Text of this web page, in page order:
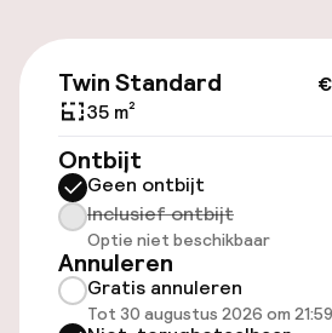
(buiten)
€ 23,50 per dag
Oplaadpunt elektrische
locatie
Fietsverhuur
Twin Standard
35 m²
Ontbijt
Geen ontbijt
Inclusief ontbijt
Optie niet beschikbaar
Annuleren
Gratis annuleren
Tot 30 augustus 2026 om 21:59